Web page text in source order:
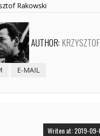
Rakowski
AUTHOR:
E-MAIL
Writen at: 2019-